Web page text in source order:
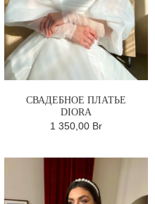
СВАДЕБНОЕ ПЛАТЬЕ
DIORA
1 350,00 Br